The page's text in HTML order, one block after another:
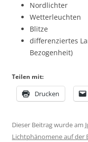
Nordlichter
Wetterleuchten
Blitze
differenziertes
Bezogenheit)
Teilen mit:
Drucken
Dieser Beitrag wurde am
Lichtphänomene auf der